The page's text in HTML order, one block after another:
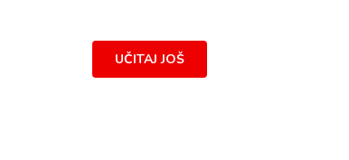
UČITAJ JOŠ